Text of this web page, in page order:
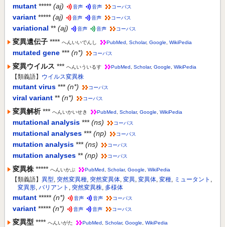
mutant ***** (aj) 音声 音声 コーパス
variant ***** (aj) 音声 音声 コーパス
variational ** (aj) 音声 音声 コーパス
変異遺伝子 **** へんいいでんし PubMed Scholar, Google WikiPedia
mutated gene *** (n*) コーパス
変異ウイルス *** へんいういるす PubMed Scholar, Google WikiPedia
【類義語】 ウイルス変異株
mutant virus *** (n*) コーパス
viral variant ** (n*) コーパス
変異解析 *** へんいかいせき PubMed Scholar, Google WikiPedia
mutational analysis *** (ns) コーパス
mutational analyses *** (np) コーパス
mutation analysis *** (ns) コーパス
mutation analyses ** (np) コーパス
変異株 ***** へんいかぶ PubMed Scholar, Google WikiPedia
【類義語】 異型, 突然変異種, 突然変異体, 変異, 変異体, 変種, ミュータント ,
変異形, バリアント , 突然変異株, 多様体
mutant ***** (n*) 音声 音声 コーパス
variant ***** (n*) 音声 音声 コーパス
変異型 **** へんいがた PubMed Scholar, Google WikiPedia